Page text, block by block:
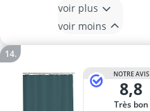
voir plus
voir moins
NOTRE AVIS
8,8
Très bon